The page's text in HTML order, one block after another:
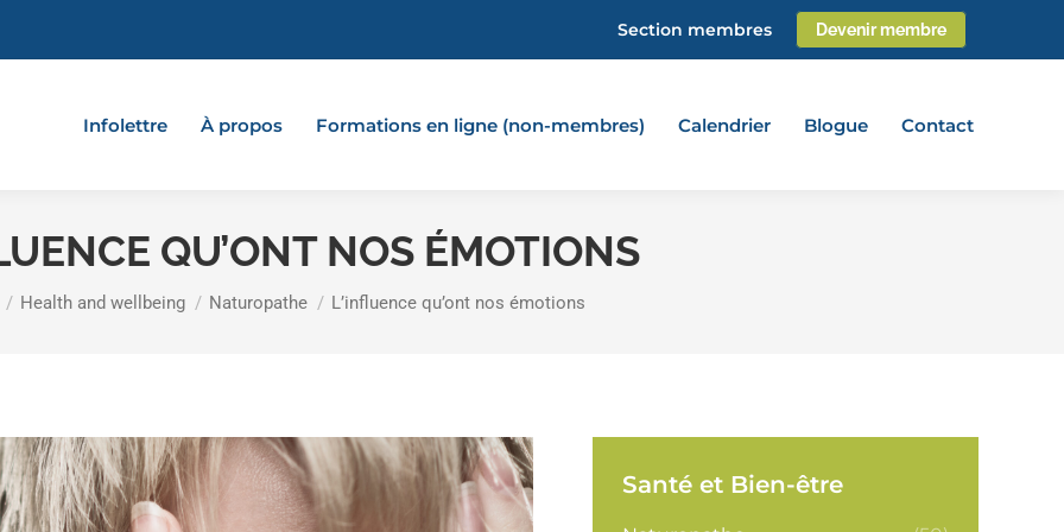
Section membres Devenir membre
Infolettre À propos Formations en ligne (non-membres) Calendrier Blogue Contact
QU’ONT NOS ÉMOTIONS
here:
Health and wellbeing Naturopathe L’influence qu’ont nos émotions
Santé et Bien-être